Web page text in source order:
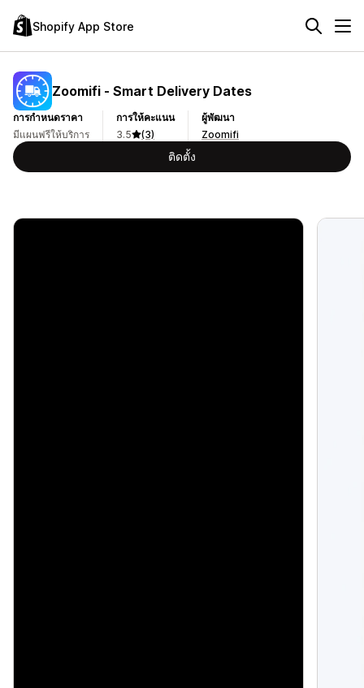
Shopify App Store
Zoomifi ‑ Smart Delivery Dates
การกำหนดราคา
มีแผนฟรีให้บริการ
การให้คะแนน
3.5
(3)
ผู้พัฒนา
Zoomifi
ติดตั้ง